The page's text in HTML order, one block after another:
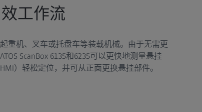
工作流
重机、叉车或托盘车等装载机械。由于无需更
ScanBox 6135和6235可以更快地测量悬挂
）轻松定位，并可从正面更换悬挂部件。